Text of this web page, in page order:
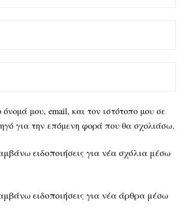
μου, email, και τον ιστότοπο μου σε
για την επόμενη φορά που θα σχολιάσω.
ειδοποιήσεις για νέα σχόλια μέσω
ειδοποιήσεις για νέα άρθρα μέσω